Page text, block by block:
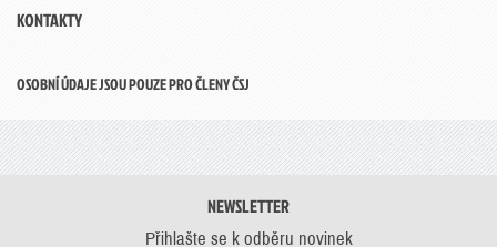
KONTAKTY
OSOBNÍ ÚDAJE JSOU POUZE PRO ČLENY ČSJ
NEWSLETTER
Přihlašte se k odběru novinek